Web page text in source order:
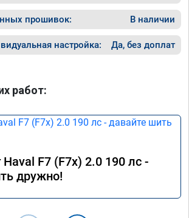
прошивок: В наличии
настройка: Да, без доплат
работ:
F7 (F7x) 2.0 190 лс -
дружно!